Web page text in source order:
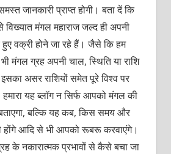
जानकारी प्राप्त होगी। बता दें कि
मंगल महाराज जल्द ही अपनी
हुए वक्री होने जा रहे हैं। जैसे कि हम
मंगल ग्रह अपनी चाल, स्थिति या राशि
असर राशियों समेत पूरे विश्व पर
यह ब्लॉग न सिर्फ आपको मंगल की
बल्कि यह कब, किस समय और
होंगे आदि से भी आपको रूबरू करवाएंगे।
के नकारात्मक प्रभावों से कैसे बचा जा